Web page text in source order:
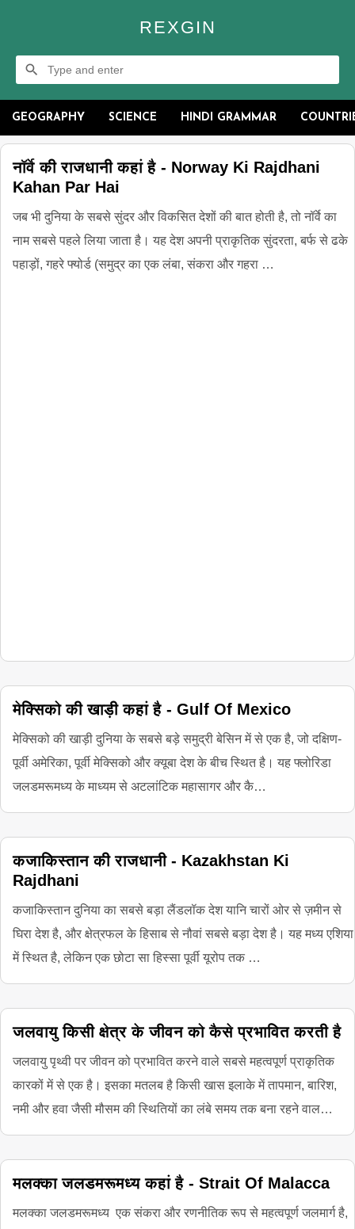
REXGIN
GEOGRAPHY SCIENCE HINDI GRAMMAR
नॉर्वे की राजधानी कहां है - Norway Ki Rajdhani
Kahan Par Hai
जब भी दुनिया के सबसे सुंदर और विकसित देशों की बात होती है, तो नॉर्वे का
नाम सबसे पहले लिया जाता है। यह देश अपनी प्राकृतिक सुंदरता, बर्फ से ढके
पहाड़ों, गहरे फ्योर्ड (समुद्र का एक लंबा, संकरा और गहरा …
मेक्सिको की खाड़ी कहां है - Gulf Of Mexico
मेक्सिको की खाड़ी दुनिया के सबसे बड़े समुद्री बेसिन में से एक है, जो दक्षिण-
पूर्वी अमेरिका, पूर्वी मेक्सिको और क्यूबा देश के बीच स्थित है। यह फ्लोरिडा
जलडमरूमध्य के माध्यम से अटलांटिक महासागर और कै…
कजाकिस्तान की राजधानी - Kazakhstan Ki
Rajdhani
कजाकिस्तान दुनिया का सबसे बड़ा लैंडलॉक देश यानि चारों ओर से ज़मीन से
घिरा देश है, और क्षेत्रफल के हिसाब से नौवां सबसे बड़ा देश है। यह मध्य एशिया
में स्थित है, लेकिन एक छोटा सा हिस्सा पूर्वी यूरोप तक …
जलवायु किसी क्षेत्र के जीवन को कैसे प्रभावित करती है
जलवायु पृथ्वी पर जीवन को प्रभावित करने वाले सबसे महत्वपूर्ण प्राकृतिक
कारकों में से एक है। इसका मतलब है किसी खास इलाके में तापमान, बारिश,
नमी और हवा जैसी मौसम की स्थितियों का लंबे समय तक बना रहने वाल…
मलक्का जलडमरूमध्य कहां है - Strait Of Malacca
मलक्का जलडमरूमध्य एक संकरा और रणनीतिक रूप से महत्वपूर्ण जलमार्ग है,